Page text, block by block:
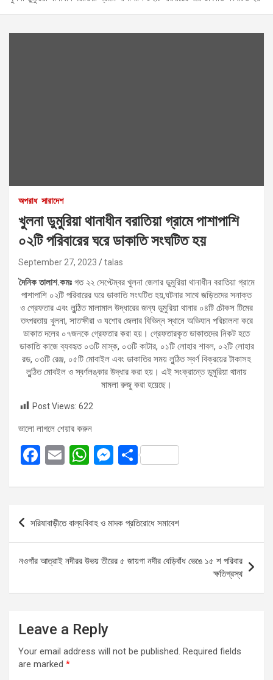
অপরাধ সারাদেশ
খুলনা ডুমুরিয়া থানাধীন বরাতিয়া গ্রামে পাশাপাশি
০২টি পরিবারের ঘরে ডাকাতি সংঘটিত হয়
September 27, 2023 talas
দৈনিক তালাশ.কমঃগত ২২ সেপ্টেম্বর খুলনা জেলার ডুমুরিয়া থানাধীন বরাতিয়া গ্রামে
পাশাপাশি ০২টি পরিবারের ঘরে ডাকাতি সংঘটিত হয়,ঘটনার সাথে জড়িতদের সনাক্ত
ও গ্রেফতার এবং লুন্ঠিত মালামাল উদ্ধারের জন্য ডুমুরিয়া থানার ০৪টি চৌকস টিমের
তৎপরতায় খুলনা, সাতক্ষীরা ও যশোর জেলার বিভিন্ন স্থানে অভিযান পরিচালনা করে
ডাকাত দলের ০৭জনকে গ্রেফতার করা হয়। গ্রেফতারকৃত ডাকাতদের নিকট হতে
ডাকাতি কাজে ব্যবহৃত ০৩টি মাস্ক, ০৩টি কাটার, ০১টি লোহার শাবল, ০২টি লোহার
রড, ০৩টি রেঞ্জ, ০৫টি মোবাইল এবং ডাকাতির সময় লুন্ঠিত স্বর্ণ বিক্রয়ের টাকাসহ
লুন্ঠিত মোবইল ও স্বর্ণলঙ্কার উদ্ধার করা হয়। এই সংক্রান্তে ডুমুরিয়া থানায়
মামলা রুজু করা হয়েছে।
Post Views: 622
ভালো লাগলে শেয়ার করুন
F
ce
o
o
k
E
ail
W
at
A
p
p
M
se
g
er
S
ar
e
Post
navigation
সরিষাবাড়ীতে বাল্যবিবাহ ও মাদক প্রতিরোধে সমাবেশ
নওগাঁর আত্রাই নদীরর উভয় তীরের ৫ জায়গা নদীর বেড়িবাঁধ ভেঙে ১৫ শ পরিবার
ক্ষতিগ্রস্থ
Leave a Reply
Your email address will not be published. Required fields
are marked *